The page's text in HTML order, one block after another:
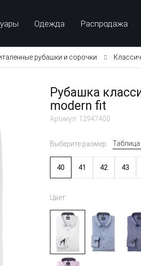
Одежда Распродажа
рубашки и сорочки
Рубашка
modern fit
Артикул: 12947400
Выберите размер:
40 41 42 43
Цвет: